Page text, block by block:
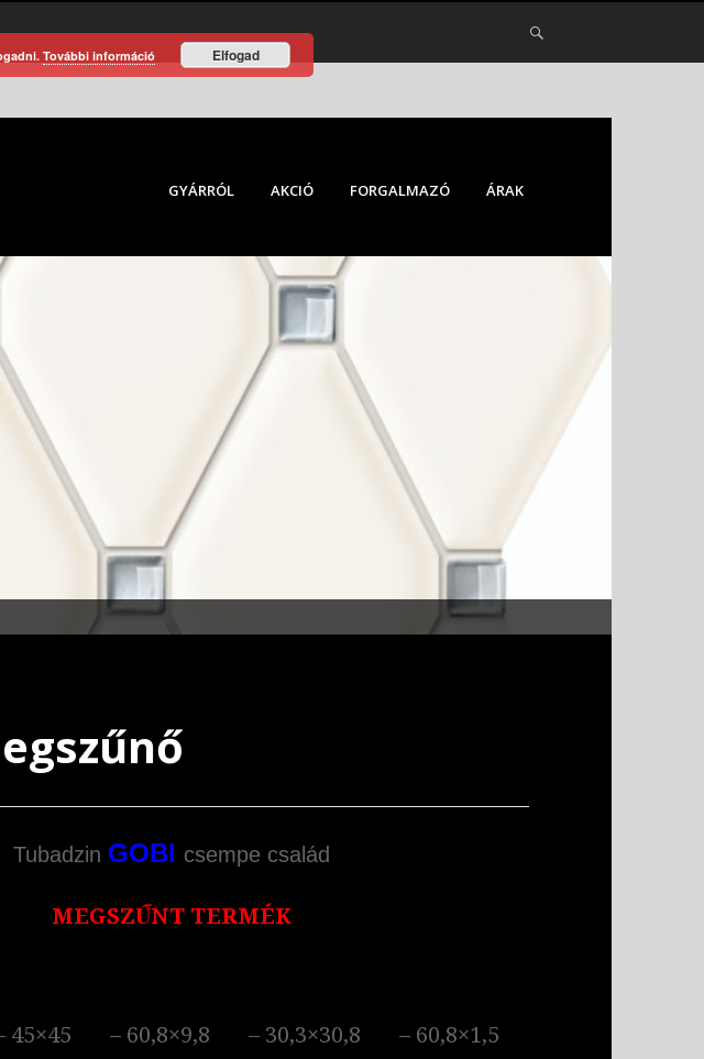
GYÁRRÓL AKCIÓ FORGALMAZÓ ÁRAK
Tubadzin GOBI csempe család
MEGSZŰNT TERMÉK
45×45 – 60,8×9,8 – 30,3×30,8 – 60,8×1,5
További információ Elfogad